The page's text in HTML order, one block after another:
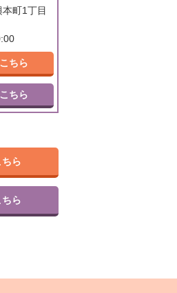
町1丁目
ちら
ちら
ら
ら